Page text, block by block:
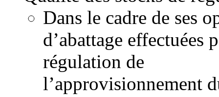
Dans le cadre de ses
d’abattage effectuées
régulation de
l’approvisionnement